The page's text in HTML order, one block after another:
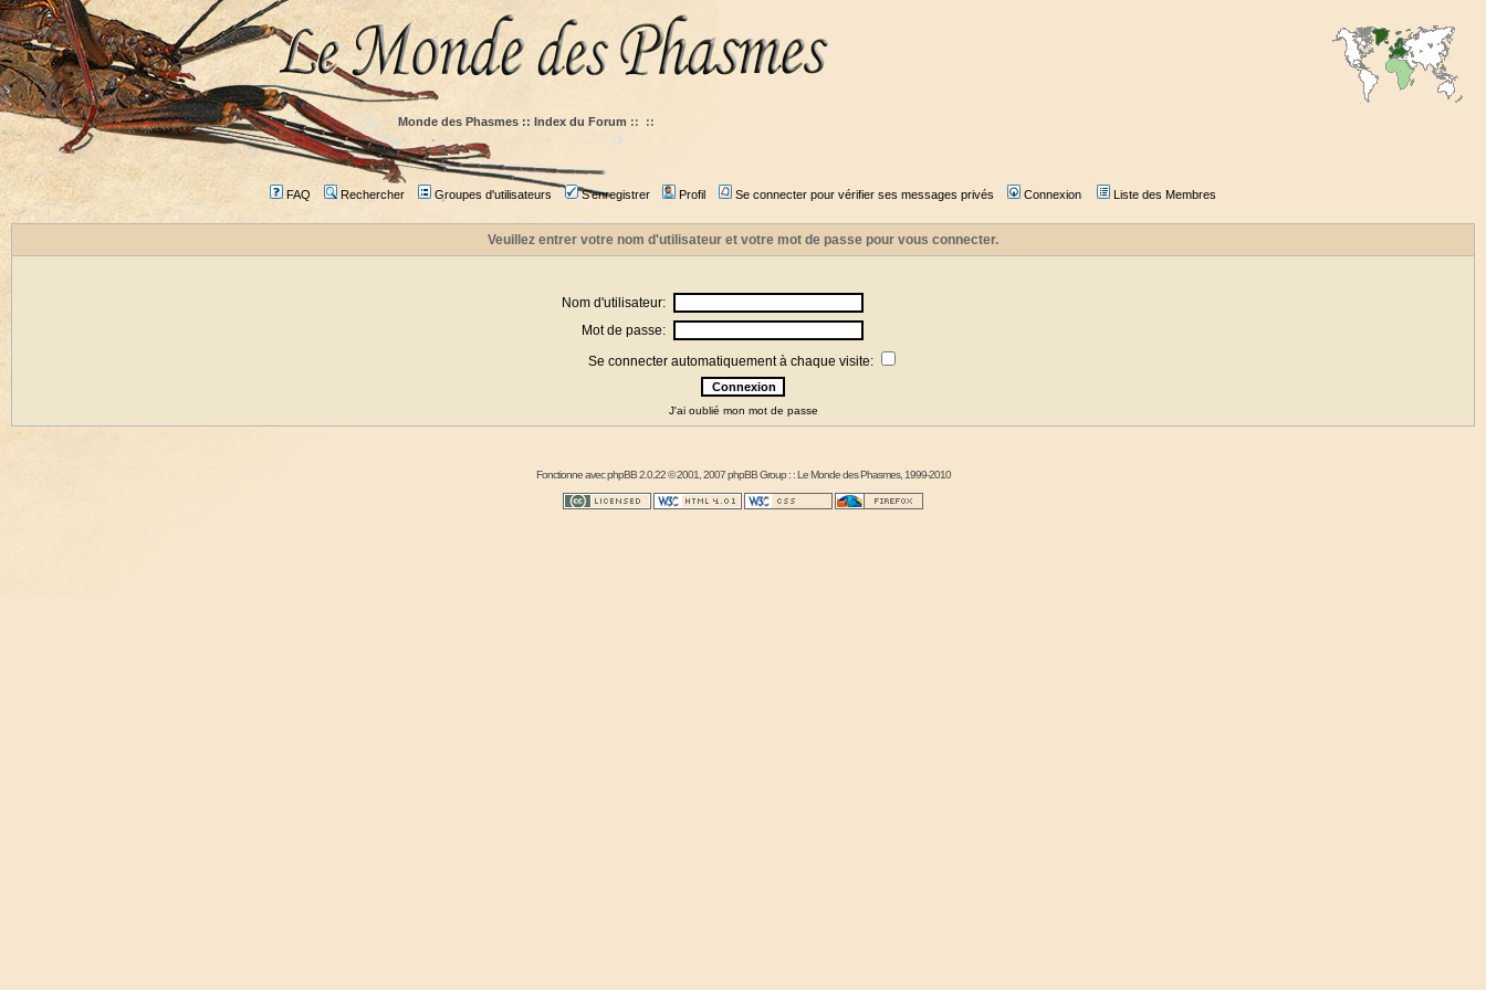
Monde des Phasmes :: Index du Forum :: ::
FAQ Rechercher Groupes d'utilisateurs S'enregistrer Profil Se connecter pour vérifier ses messages privés Connexion Liste des Membres
Veuillez entrer votre nom d'utilisateur et votre mot de passe pour vous connecter.
Nom d'utilisateur:
Mot de passe:
Se connecter automatiquement à chaque visite:
J'ai oublié mon mot de passe
Fonctionne avecphpBB2.0.22 © 2001, 2007 phpBB Group : :Le Monde des Phasmes, 1999-2010